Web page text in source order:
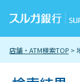
店舗・ATM検索TOP >